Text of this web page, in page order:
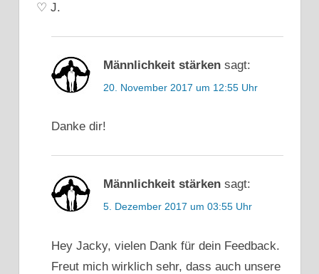
♡ J.
Männlichkeit stärken sagt:
20. November 2017 um 12:55 Uhr
Danke dir!
Männlichkeit stärken sagt:
5. Dezember 2017 um 03:55 Uhr
Hey Jacky, vielen Dank für dein Feedback.
Freut mich wirklich sehr, dass auch unsere